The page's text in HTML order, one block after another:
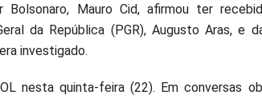
Mauro Cid, afirmou ter
da República (PGR), Augusto Aras, e
investigado.
nesta quinta-feira (22). Em conversas